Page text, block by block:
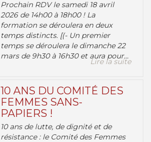
Prochain RDV le samedi 18 avril
2026 de 14h00 à 18h00 ! La
formation se déroulera en deux
temps distincts. [(- Un premier
temps se déroulera le dimanche 22
mars de 9h30 à 16h30 et aura pour...
Lire la suite
10 ANS DU COMITÉ DES
FEMMES SANS-
PAPIERS !
10 ans de lutte, de dignité et de
résistance : le Comité des Femmes